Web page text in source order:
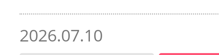
2026.07.10